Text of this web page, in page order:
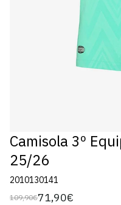
Camisola 3º
25/26
2010130141
Preço
109,90€
Preço
71,90€